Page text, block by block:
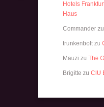
Hotels
Haus
Commander zu
trunkenboltzu
Mauzi zu The
Brigitte zu CIU